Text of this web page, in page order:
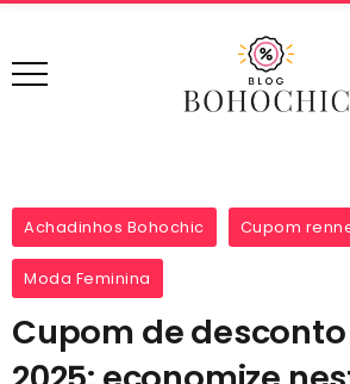
Achadinhos Bohochic Cupom
Moda Feminina
Cupom de